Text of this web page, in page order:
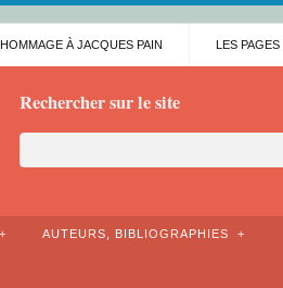
HOMMAGE À JACQUES PAIN LES
Rechercher sur le site
AUTEURS, BIBLIOGRAPHIES